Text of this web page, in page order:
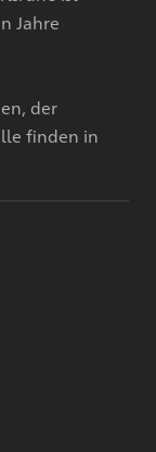
Jahre
der
finden in